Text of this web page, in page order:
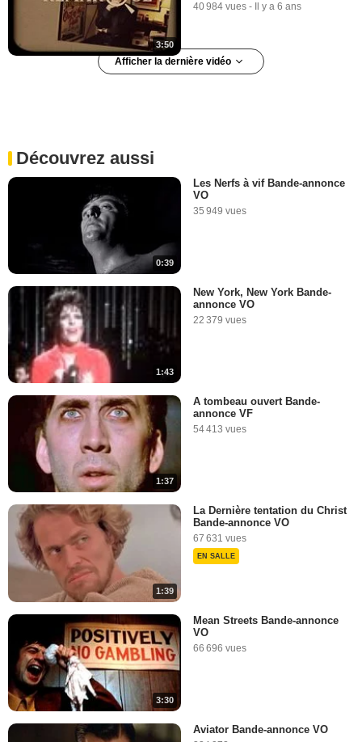
3:50
40 984 vues - Il y a 6 ans
Afficher la dernière vidéo
11:09
Découvrez aussi
0:39
Les Nerfs à vif Bande-annonce
VO
35 949 vues
1:43
New York, New York Bande-
annonce VO
22 379 vues
1:37
A tombeau ouvert Bande-
annonce VF
54 413 vues
1:39
La Dernière tentation du Christ
Bande-annonce VO
67 631 vues
EN SALLE
3:30
Mean Streets Bande-annonce
VO
66 696 vues
Aviator Bande-annonce VO